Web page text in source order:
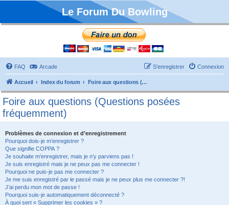
Le Forum Du Bowling
FAQ Arcade Connexion
S’enregistrer
Accueil Index du forum Foire aux questions (Questions posées fréquemment)
Foire aux questions (Questions posées
fréquemment)
Problèmes de connexion et d’enregistrement
Pourquoi dois-je m’enregistrer ?
Que signifie COPPA ?
Je souhaite m’enregistrer, mais je n’y parviens pas !
Je suis enregistré mais je ne peux pas me connecter !
Pourquoi ne puis-je pas me connecter ?
Je me suis enregistré par le passé mais je ne peux plus me connecter ?!
J’ai perdu mon mot de passe !
Pourquoi suis-je automatiquement déconnecté ?
À quoi sert « Supprimer les cookies » ?